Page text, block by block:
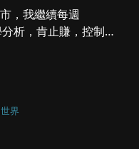
，我繼續每週
析，肯止賺，控制注
界